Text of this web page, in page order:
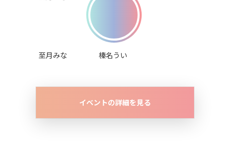
至月みな 榛名うい
イベントの詳細を見る